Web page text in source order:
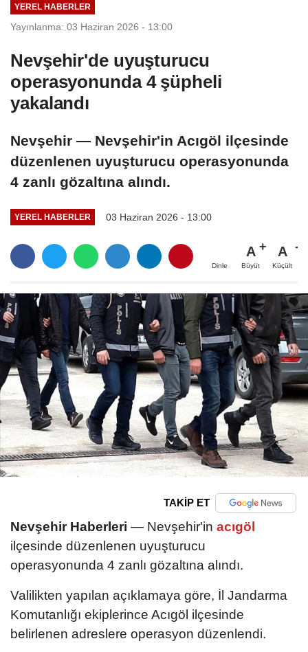
YEREL HABERLER
Yayınlanma: 03 Haziran 2026 - 13:00
Nevşehir'de uyuşturucu
operasyonunda 4 şüpheli
yakalandı
Nevşehir — Nevşehir'in Acıgöl ilçesinde
düzenlenen uyuşturucu operasyonunda
4 zanlı gözaltına alındı.
YEREL HABERLER 03 Haziran 2026 - 13:00
Dinle
A
Büyüt
A
Küçült
TAKİP ET
Nevşehir Haberleri — Nevşehir'in acıgöl
ilçesinde düzenlenen uyuşturucu
operasyonunda 4 zanlı gözaltına alındı.
Valilikten yapılan açıklamaya göre, İl Jandarma
Komutanlığı ekiplerince Acıgöl ilçesinde
belirlenen adreslere operasyon düzenlendi.